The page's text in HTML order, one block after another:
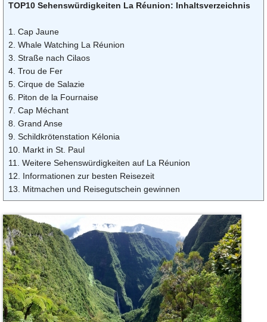
TOP10 Sehenswürdigkeiten La Réunion: Inhaltsverzeichnis
1. Cap Jaune
2. Whale Watching La Réunion
3. Straße nach Cilaos
4. Trou de Fer
5. Cirque de Salazie
6. Piton de la Fournaise
7. Cap Méchant
8. Grand Anse
9. Schildkrötenstation Kélonia
10. Markt in St. Paul
11. Weitere Sehenswürdigkeiten auf La Réunion
12. Informationen zur besten Reisezeit
13. Mitmachen und Reisegutschein gewinnen